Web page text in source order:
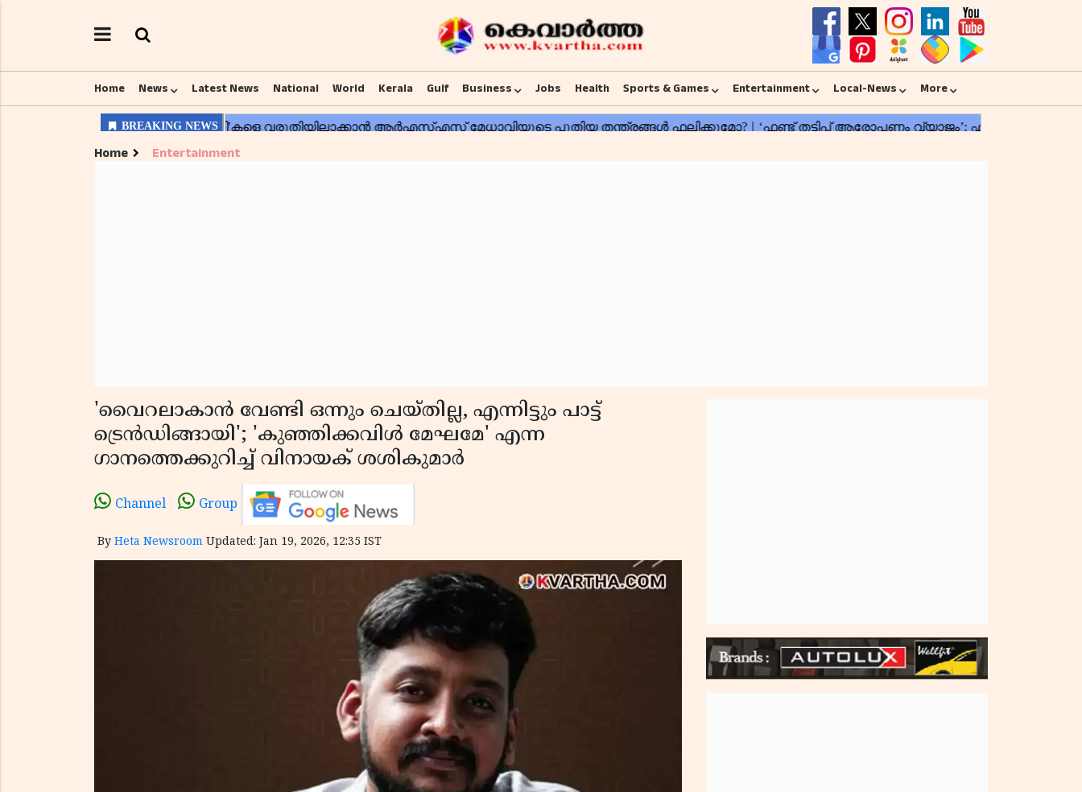
Home News Latest News National World Kerala Gulf Business Jobs Health Sports & Games Entertainment Local-News More
Home Entertainment
'വൈറലാകാൻ വേണ്ടി ഒന്നും ചെയ്തില്ല, എന്നിട്ടും പാട്ട്
ട്രെൻഡിങ്ങായി'; 'കുഞ്ഞിക്കവിൾ മേഘമേ' എന്ന
ഗാനത്തെക്കുറിച്ച് വിനായക് ശശികുമാർ
Channel Group
By Heta Newsroom Updated: Jan 19, 2026, 12:35 IST